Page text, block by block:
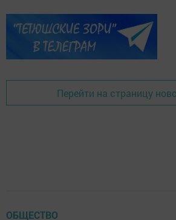
Перейти на страницу
ОБЩЕСТВО